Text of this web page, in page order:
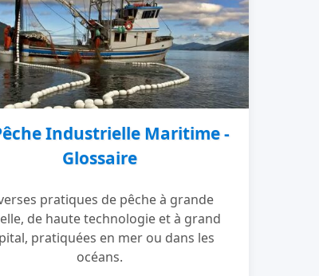
Industrielle Maritime -
Glossaire
pratiques de pêche à grande
de haute technologie et à grand
pratiquées en mer ou dans les
océans.